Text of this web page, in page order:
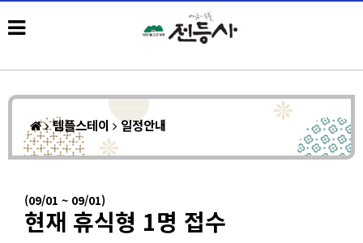
템플스테이 일정안내
(09/01 ~ 09/01)
현재 휴식형 1명 접수